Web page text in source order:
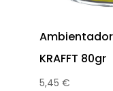
KRAFFT 80gr
5,45€